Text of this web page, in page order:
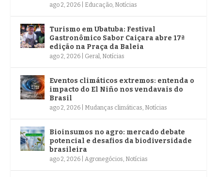
ago 2, 2026 Educação Notícias
Turismo em Ubatuba: Festival
Gastronômico Sabor Caiçara abre 17ª
edição na Praça da Baleia
ago 2, 2026 Geral Notícias
Eventos climáticos extremos: entenda o
impacto do El Niño nos vendavais do
Brasil
ago 2, 2026 Mudanças climáticas Notícias
Bioinsumos no agro: mercado debate
potencial e desafios da biodiversidade
brasileira
ago 2, 2026 Agronegócios Notícias